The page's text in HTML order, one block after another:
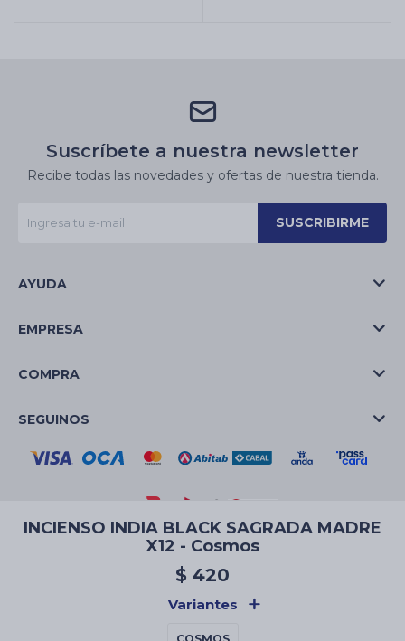
INCIENSO INDIA BLACK SAGRADA MADRE
X12 - Cosmos
$ 420
Variantes
Suscríbete a nuestra newsletter
Recibe todas las novedades y ofertas de nuestra tienda.
SUSCRIBIRME
AYUDA
EMPRESA
COMPRA
SEGUINOS
© Copyright 2026 / La Casa de las Velas